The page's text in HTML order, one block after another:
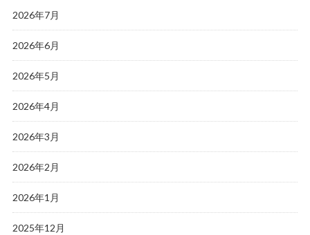
2026年7月
2026年6月
2026年5月
2026年4月
2026年3月
2026年2月
2026年1月
2025年12月